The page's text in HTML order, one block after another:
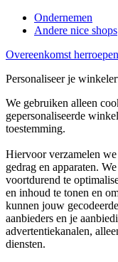
Ondernemen
Andere nice shops
Overeenkomst herroepen
Personaliseer je
We gebruiken alleen
gepersonaliseerde
toestemming.
Hiervoor verzamelen
gedrag en apparaten.
voortdurend te
en inhoud te tonen en
kunnen jouw
aanbieders en je
advertentiekanalen,
diensten.